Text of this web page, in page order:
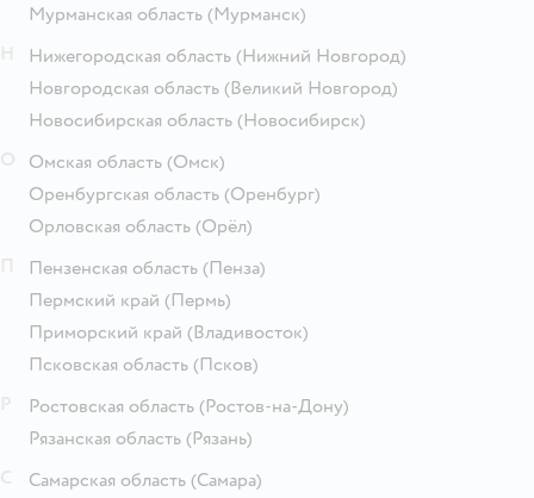
Мурманская область (Мурманск)
Нижегородская область (Нижний Новгород)
Новгородская область (Великий Новгород)
Новосибирская область (Новосибирск)
Омская область (Омск)
Оренбургская область (Оренбург)
Орловская область (Орёл)
Пензенская область (Пенза)
Пермский край (Пермь)
Приморский край (Владивосток)
Псковская область (Псков)
Ростовская область (Ростов-на-Дону)
Рязанская область (Рязань)
Самарская область (Самара)